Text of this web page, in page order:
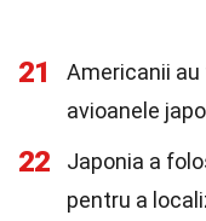
21
Americanii
avioanele
22
Japonia a
pentru a